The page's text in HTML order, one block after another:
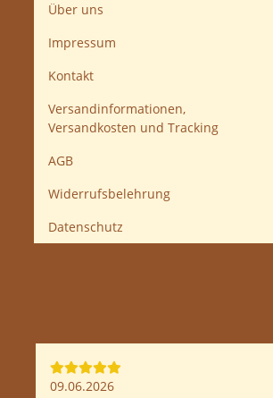
Über uns
Impressum
Kontakt
Versandinformationen,
Versandkosten und Tracking
AGB
Widerrufsbelehrung
Datenschutz
09.06.2026